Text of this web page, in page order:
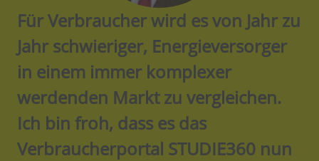
Für Verbraucher wird es von Jahr zu
Jahr schwieriger, Energieversorger
in einem immer komplexer
werdenden Markt zu vergleichen.
Ich bin froh, dass es das
Verbraucherportal STUDIE360 nun